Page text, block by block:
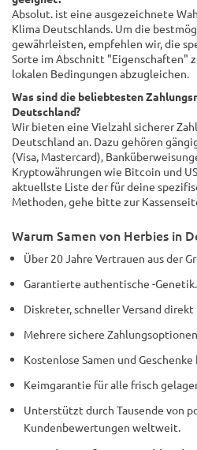
Absolut. ist eine ausgezeichnete
Klima Deutschlands. Um die
gewährleisten, empfehlen wir, die
Sorte im Abschnitt "Eigenschaften"
lokalen Bedingungen abzugleichen.
Was sind die beliebtesten
Deutschland?
Wir bieten eine Vielzahl sicherer
Deutschland an. Dazu gehören
(Visa, Mastercard),
Kryptowährungen wie Bitcoin und
aktuellste Liste der für deine
Methoden, gehe bitte zur
Warum Samen von Herbies in
Über 20 Jahre Vertrauen aus der
Garantierte authentische -Genetik.
Diskreter, schneller Versand
Mehrere sichere
Kostenlose Samen und
Keimgarantie für alle frisch
Unterstützt durch Tausende von
Kundenbewertungen weltweit.